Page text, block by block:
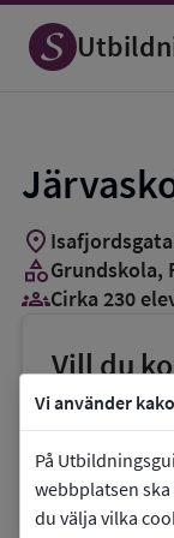
Vi använder
På
webbplatsen
du välja vilka
Spara
som
favorit
location_on
categoryGrundskola,
groups_3Cirka 230
Vill du
phoneTelefon:
E-post:
link